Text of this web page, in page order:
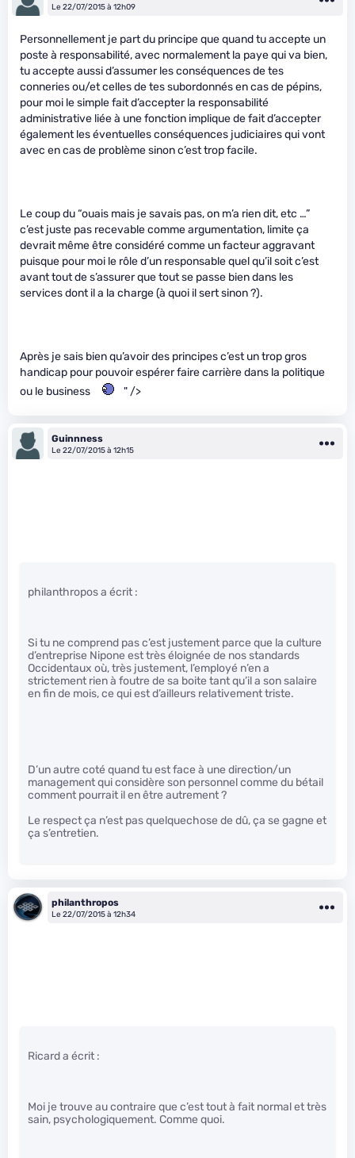
Le 22/07/2015 à 12h09
Personnellement je part du principe que quand tu accepte un
poste à responsabilité, avec normalement la paye qui va bien,
tu accepte aussi d’assumer les conséquences de tes
conneries ou/et celles de tes subordonnés en cas de pépins,
pour moi le simple fait d’accepter la responsabilité
administrative liée à une fonction implique de fait d’accepter
également les éventuelles conséquences judiciaires qui vont
avec en cas de problème sinon c’est trop facile.
Le coup du “ouais mais je savais pas, on m’a rien dit, etc …”
c’est juste pas recevable comme argumentation, limite ça
devrait même être considéré comme un facteur aggravant
puisque pour moi le rôle d’un responsable quel qu’il soit c’est
avant tout de s’assurer que tout se passe bien dans les
services dont il a la charge (à quoi il sert sinon ?).
Après je sais bien qu’avoir des principes c’est un trop gros
handicap pour pouvoir espérer faire carrière dans la politique
ou le business
" />
Guinnness
Le 22/07/2015 à 12h15
philanthropos a écrit :
Si tu ne comprend pas c’est justement parce que la culture
d’entreprise Nipone est très éloignée de nos standards
Occidentaux où, très justement, l’employé n’en a
strictement rien à foutre de sa boite tant qu’il a son salaire
en fin de mois, ce qui est d’ailleurs relativement triste.
D’un autre coté quand tu est face à une direction/un
management qui considère son personnel comme du bétail
comment pourrait il en être autrement ?
Le respect ça n’est pas quelquechose de dû, ça se gagne et
ça s’entretien.
philanthropos
Le 22/07/2015 à 12h34
Ricard a écrit :
Moi je trouve au contraire que c’est tout à fait normal et très
sain, psychologiquement. Comme quoi.